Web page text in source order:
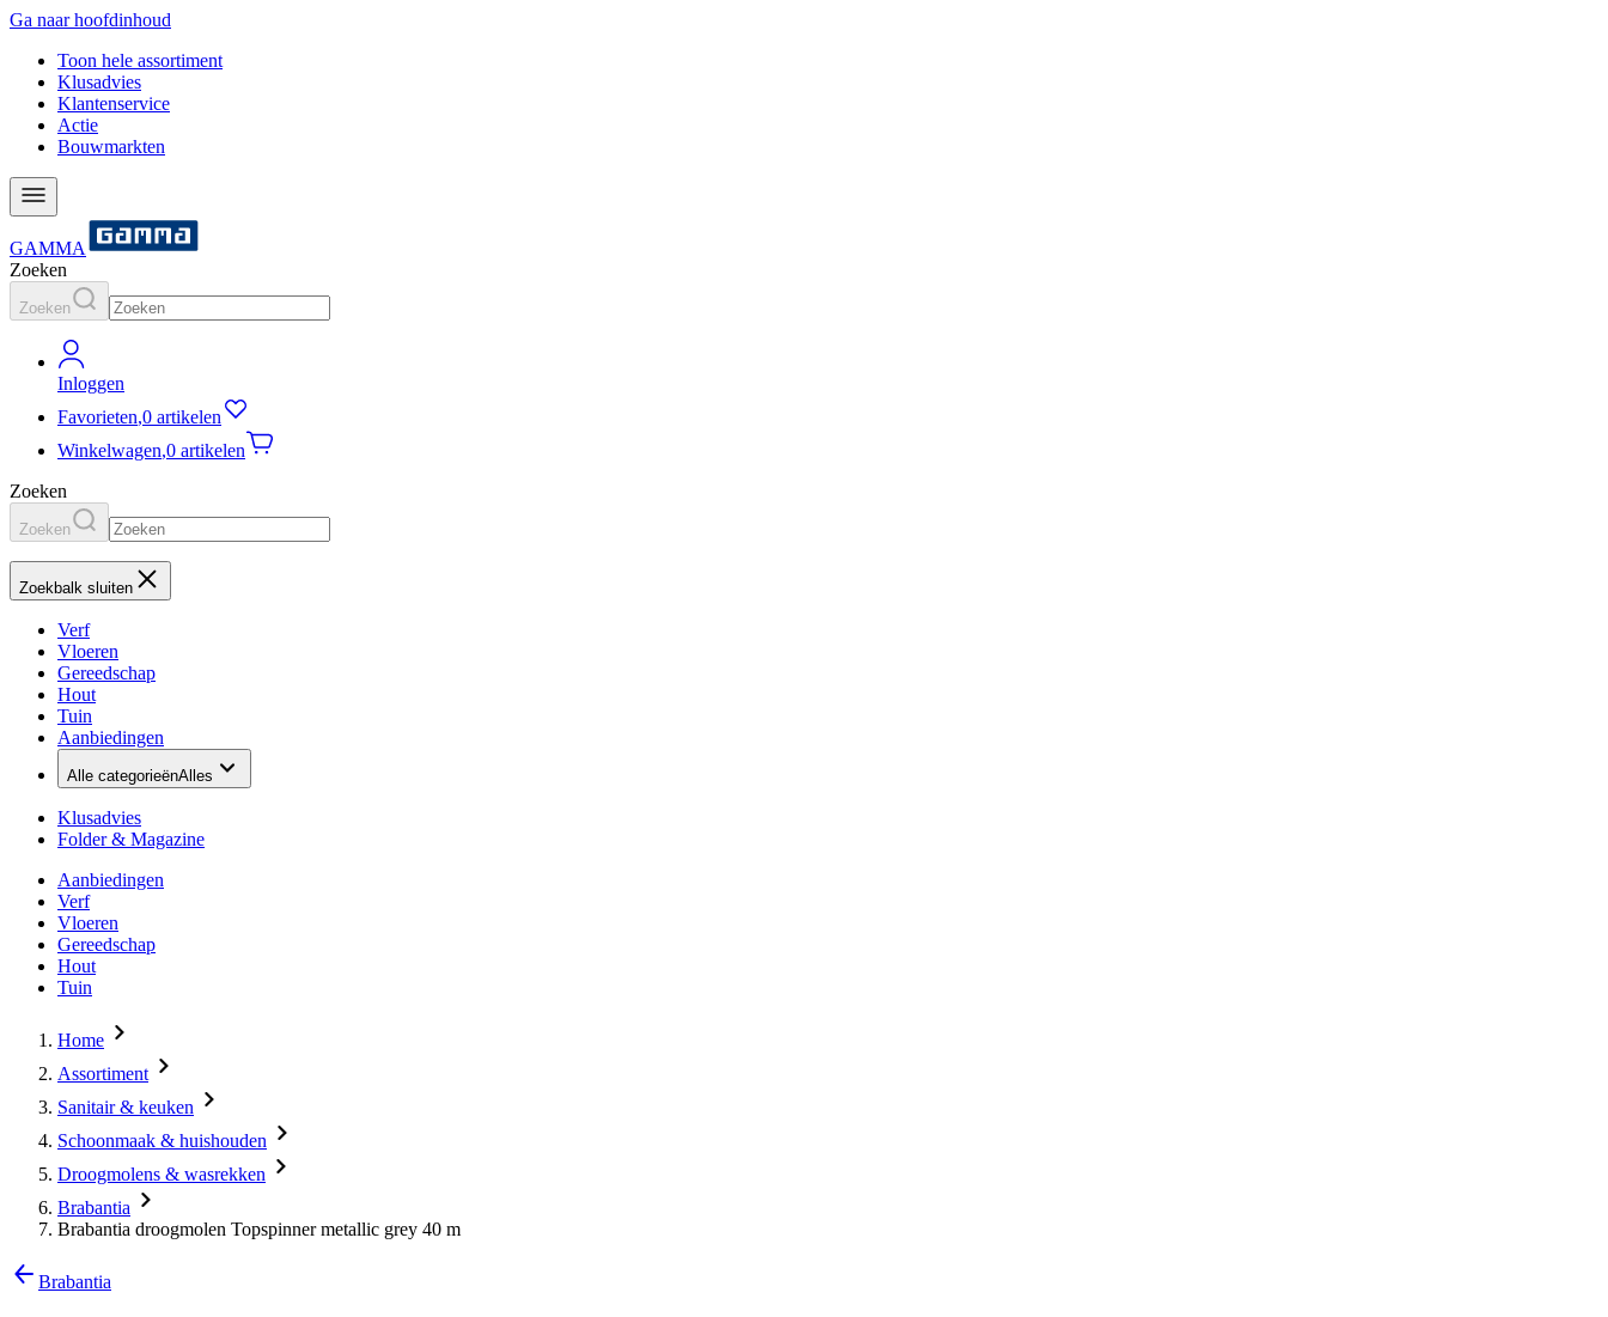
Ga naar hoofdinhoud
Toon hele assortiment
Klusadvies
Klantenservice
Actie
Bouwmarkten
GAMMA
Zoeken
Zoeken
Inloggen
Favorieten,0 artikelen
Winkelwagen,0 artikelen
Zoeken
Zoeken
Zoekbalk sluiten
Verf
Vloeren
Gereedschap
Hout
Tuin
Aanbiedingen
Alle categorieënAlles
Klusadvies
Folder & Magazine
Aanbiedingen
Verf
Vloeren
Gereedschap
Hout
Tuin
Home
Assortiment
Sanitair & keuken
Schoonmaak & huishouden
Droogmolens & wasrekken
Brabantia
Brabantia droogmolen Topspinner metallic grey 40 m
Brabantia